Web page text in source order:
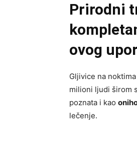
Prirodni
ovog
Gljivice na
milioni ljudi širom
poznata i kao
lečenje.